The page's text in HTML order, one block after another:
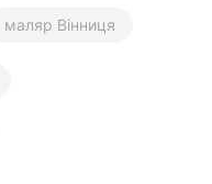
маляр Вінниця